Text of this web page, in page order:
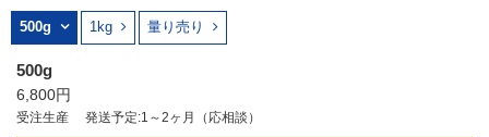
500g 1kg 量り売り
500g
6,800円
受注生産 発送予定:1～2ヶ月（応相談）